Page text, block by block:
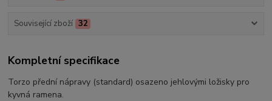
Související zboží 32
Kompletní specifikace
Torzo přední nápravy (standard) osazeno jehlovými ložisky pro
kyvná ramena.